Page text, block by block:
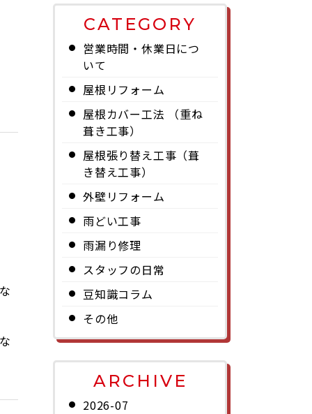
CATEGORY
営業時間・休業日につ
いて
屋根リフォーム
屋根カバー工法 （重ね
葺き工事）
屋根張り替え工事（葺
き替え工事）
外壁リフォーム
雨どい工事
雨漏り修理
スタッフの日常
豆知識コラム
その他
ARCHIVE
2026-07